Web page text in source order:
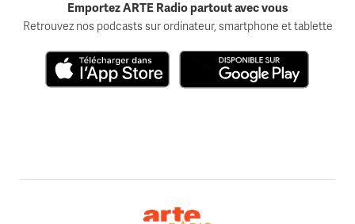
Emportez ARTE Radio partout avec vous
Retrouvez nos podcasts sur ordinateur, smartphone et tablette